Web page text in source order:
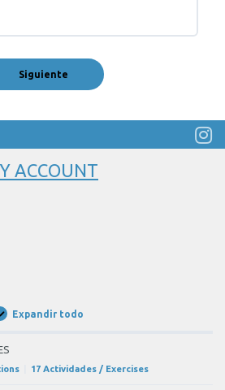
ACCOUNT
Expandir todo
Unidades
17 Actividades / Exercises